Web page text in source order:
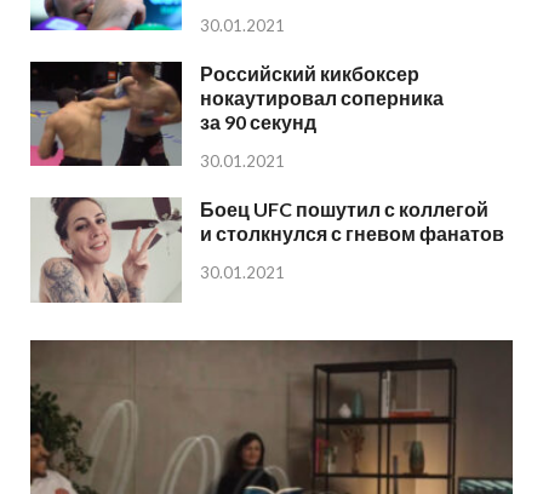
30.01.2021
Российский кикбоксер
нокаутировал соперника
за 90 секунд
30.01.2021
Боец UFC пошутил с коллегой
и столкнулся с гневом фанатов
30.01.2021